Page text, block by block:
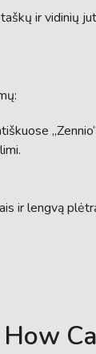
ir vidinių
ir lengvą
How